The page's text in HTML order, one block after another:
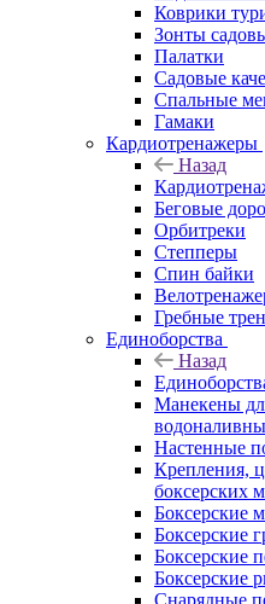
Коврики
Зонты
Палатки
Садовые
Спальные
Гамаки
Кардиотренажеры
Назад
Беговые
Орбитреки
Степперы
Спин байки
Гребные
Единоборства
Назад
Манекены
Настенные
Крепления,
боксерских
Боксерские
Боксерские
Боксерские
Боксерские
Снарядные